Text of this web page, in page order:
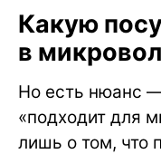
Какую
в
Но есть нюанс
«подходит для
лишь о том, что